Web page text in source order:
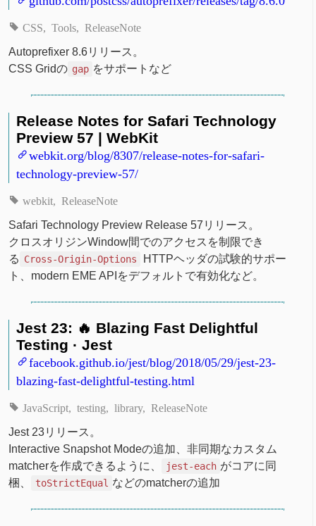
CSS Tools ReleaseNote
Autoprefixer 8.6リリース。
CSS Gridの gap をサポートなど
Release Notes for Safari Technology
Preview 57 | WebKit
webkit.org/blog/8307/release-notes-for-safari-
technology-preview-57/
webkit ReleaseNote
Safari Technology Preview Release 57リリース。
クロスオリジンWindow間でのアクセスを制限でき
る Cross-Origin-Options
HTTPヘッダの試験的サポー
ト、modern EME APIをデフォルトで有効化など。
Jest 23: 🔥 Blazing Fast Delightful
Testing · Jest
facebook.github.io/jest/blog/2018/05/29/jest-23-
blazing-fast-delightful-testing.html
JavaScript testing library ReleaseNote
Jest 23リリース。
Interactive Snapshot Modeの追加、非同期なカスタム
matcherを作成できるように、
jest-each がコアに同
梱、
toStrictEqual などのmatcherの追加